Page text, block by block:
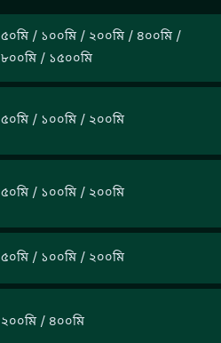
৫০মি / ১০০মি / ২০০মি / ৪০০মি /
৮০০মি / ১৫০০মি
৫০মি / ১০০মি / ২০০মি
৫০মি / ১০০মি / ২০০মি
৫০মি / ১০০মি / ২০০মি
২০০মি / ৪০০মি